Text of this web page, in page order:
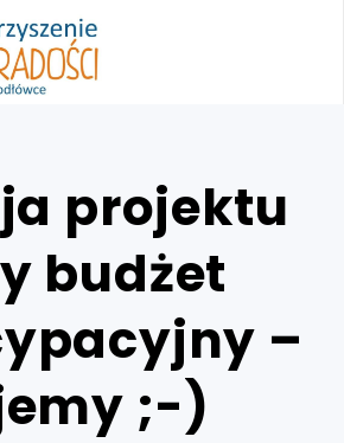
projektu
budżet
–
;-)